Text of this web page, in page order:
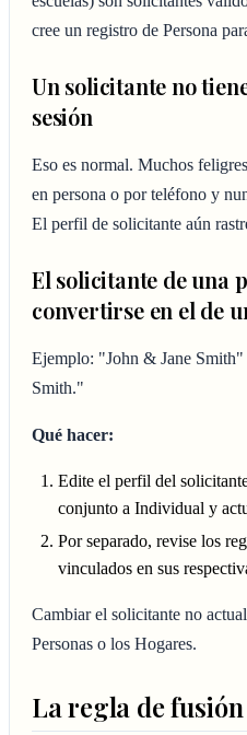
cree un registro de Persona
Un solicitante no
sesión
Eso es normal. Muchos
en persona o por teléfono y
El perfil de solicitante aún
El solicitante de una
convertirse en el de
Ejemplo: "John & Jane Smith"
Smith."
Qué hacer:
Edite el perfil del
conjunto a Individual y
Por separado, revise los
vinculados en sus
Cambiar el solicitante no
Personas o los Hogares.
La regla de fusión